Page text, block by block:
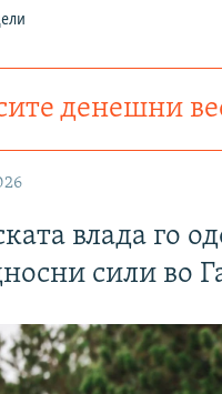
денешни
влада го
сили во